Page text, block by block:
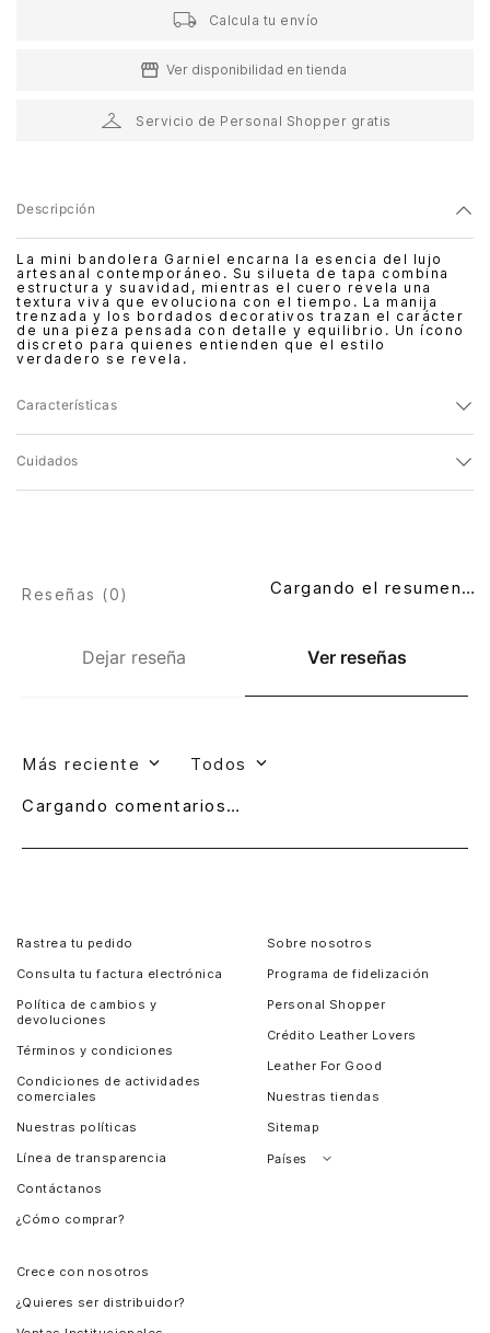
Calcula tu envío
Ver disponibilidad en tienda
Servicio de Personal Shopper gratis
Descripción
La mini bandolera Garniel encarna la esencia del lujo
artesanal contemporáneo. Su silueta de tapa combina
estructura y suavidad, mientras el cuero revela una
textura viva que evoluciona con el tiempo. La manija
trenzada y los bordados decorativos trazan el carácter
de una pieza pensada con detalle y equilibrio. Un ícono
discreto para quienes entienden que el estilo
verdadero se revela.
Características
Cuidados
Dejar reseña Ver reseñas
Reseñas (0) Cargando el resumen…
Más reciente Todos
Cargando comentarios…
Rastrea tu pedido
Consulta tu factura electrónica
Política de cambios y
devoluciones
Términos y condiciones
Condiciones de actividades
comerciales
Nuestras políticas
Línea de transparencia
Contáctanos
¿Cómo comprar?
Sobre nosotros
Programa de fidelización
Personal Shopper
Crédito Leather Lovers
Leather For Good
Nuestras tiendas
Sitemap
Países
Crece con nosotros
¿Quieres ser distribuidor?